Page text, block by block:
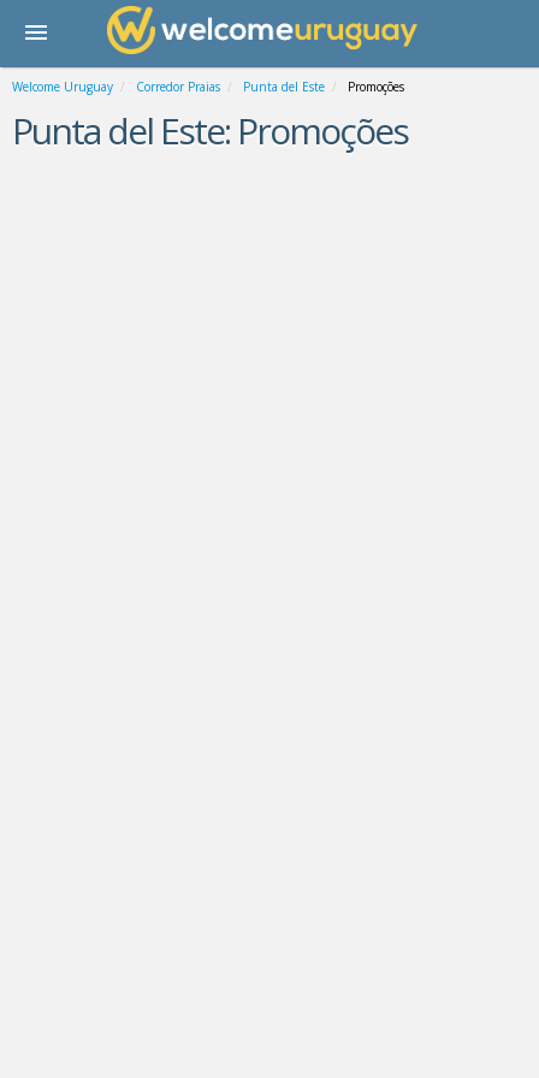
Welcome Uruguay Corredor Praias Punta del Este Promoções
Punta del Este: Promoções